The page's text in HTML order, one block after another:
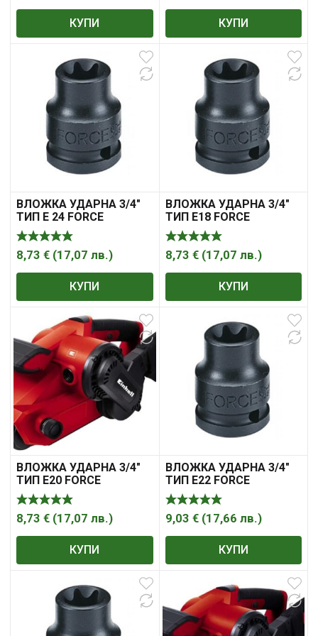
КУПИ КУПИ
ВЛОЖКА УДАРНА 3/4″
ТИП Е 24 FORCE
8,73 € (17,07 лв.)
КУПИ
ВЛОЖКА УДАРНА 3/4″
ТИП Е18 FORCE
8,73 € (17,07 лв.)
КУПИ
ВЛОЖКА УДАРНА 3/4″
ТИП Е20 FORCE
8,73 € (17,07 лв.)
КУПИ
ВЛОЖКА УДАРНА 3/4″
ТИП Е22 FORCE
9,03 € (17,66 лв.)
КУПИ